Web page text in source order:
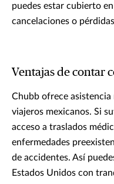
puedes estar cubierto
cancelaciones o
Ventajas de contar
Chubb ofrece asistencia
viajeros mexicanos. Si
acceso a traslados
enfermedades
de accidentes. Así
Estados Unidos con